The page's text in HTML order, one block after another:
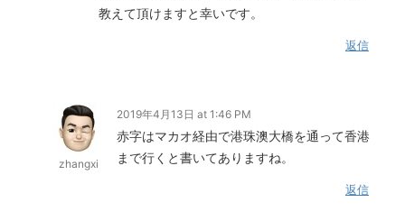
教えて頂けますと幸いです。
返信
zhangxi
2019年4月13日 at 1:46 PM
赤字はマカオ経由で港珠澳大橋を通って香港
まで行くと書いてありますね。
返信